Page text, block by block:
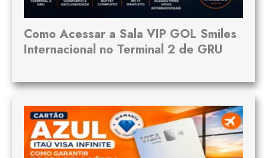
Como Acessar a Sala VIP GOL Smiles
Internacional no Terminal 2 de GRU